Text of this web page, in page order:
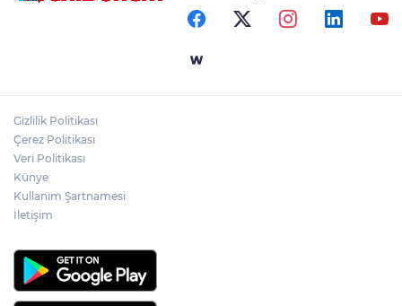
Gizlilik Politikası
Çerez Politikası
Veri Politikası
Künye
Kullanım Şartnamesi
İletişim